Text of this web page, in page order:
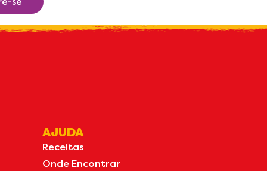
AJUDA
Receitas
Onde Encontrar